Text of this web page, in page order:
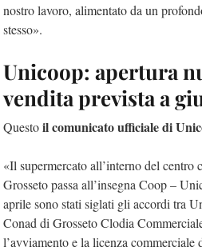
nostro lavoro, alimentato da un
stesso».
Unicoop: apertura
vendita prevista a
Questoil comunicato ufficiale di
«Il supermercato all’interno del
Grosseto passa all’insegna Coop –
aprile sono stati siglati gli accordi tra
Conad di Grosseto Clodia
l’avviamento e la licenza commerciale